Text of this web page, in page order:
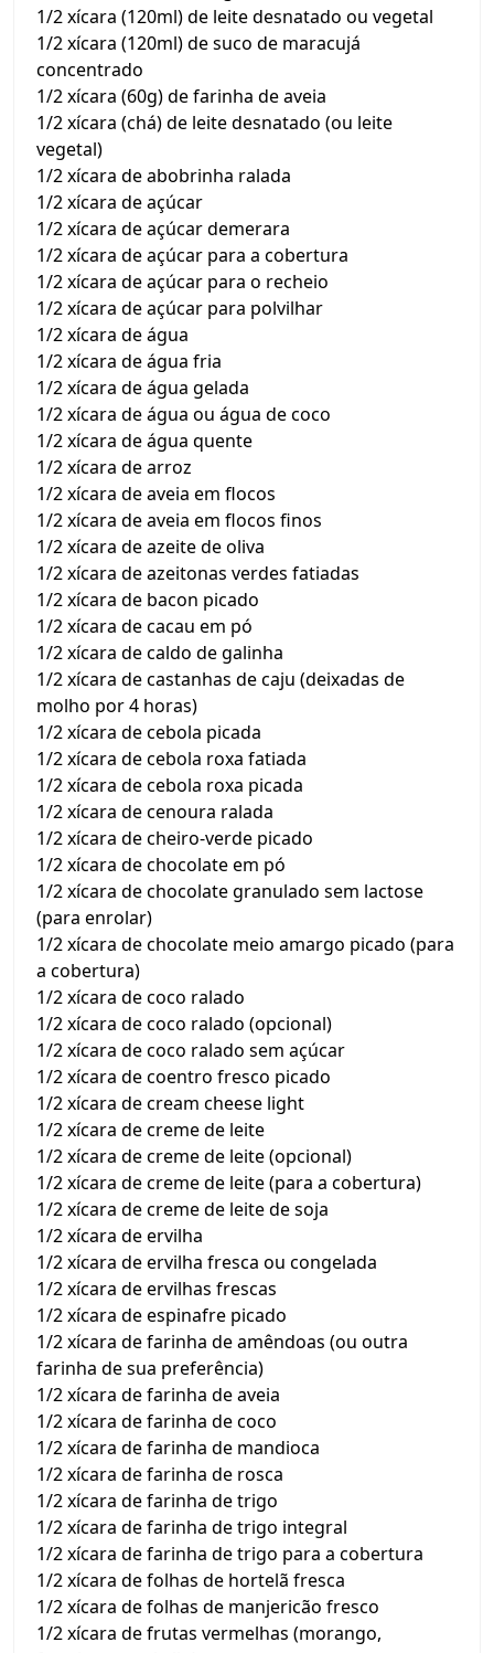
1/2 xícara (120ml) de leite desnatado ou vegetal
1/2 xícara (120ml) de suco de maracujá
concentrado
1/2 xícara (60g) de farinha de aveia
1/2 xícara (chá) de leite desnatado (ou leite
vegetal)
1/2 xícara de abobrinha ralada
1/2 xícara de açúcar
1/2 xícara de açúcar demerara
1/2 xícara de açúcar para a cobertura
1/2 xícara de açúcar para o recheio
1/2 xícara de açúcar para polvilhar
1/2 xícara de água
1/2 xícara de água fria
1/2 xícara de água gelada
1/2 xícara de água ou água de coco
1/2 xícara de água quente
1/2 xícara de arroz
1/2 xícara de aveia em flocos
1/2 xícara de aveia em flocos finos
1/2 xícara de azeite de oliva
1/2 xícara de azeitonas verdes fatiadas
1/2 xícara de bacon picado
1/2 xícara de cacau em pó
1/2 xícara de caldo de galinha
1/2 xícara de castanhas de caju (deixadas de
molho por 4 horas)
1/2 xícara de cebola picada
1/2 xícara de cebola roxa fatiada
1/2 xícara de cebola roxa picada
1/2 xícara de cenoura ralada
1/2 xícara de cheiro-verde picado
1/2 xícara de chocolate em pó
1/2 xícara de chocolate granulado sem lactose
(para enrolar)
1/2 xícara de chocolate meio amargo picado (para
a cobertura)
1/2 xícara de coco ralado
1/2 xícara de coco ralado (opcional)
1/2 xícara de coco ralado sem açúcar
1/2 xícara de coentro fresco picado
1/2 xícara de cream cheese light
1/2 xícara de creme de leite
1/2 xícara de creme de leite (opcional)
1/2 xícara de creme de leite (para a cobertura)
1/2 xícara de creme de leite de soja
1/2 xícara de ervilha
1/2 xícara de ervilha fresca ou congelada
1/2 xícara de ervilhas frescas
1/2 xícara de espinafre picado
1/2 xícara de farinha de amêndoas (ou outra
farinha de sua preferência)
1/2 xícara de farinha de aveia
1/2 xícara de farinha de coco
1/2 xícara de farinha de mandioca
1/2 xícara de farinha de rosca
1/2 xícara de farinha de trigo
1/2 xícara de farinha de trigo integral
1/2 xícara de farinha de trigo para a cobertura
1/2 xícara de folhas de hortelã fresca
1/2 xícara de folhas de manjericão fresco
1/2 xícara de frutas vermelhas (morango,